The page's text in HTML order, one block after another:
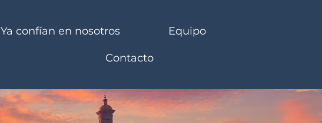
Ya confían en nosotros Equipo
Contacto